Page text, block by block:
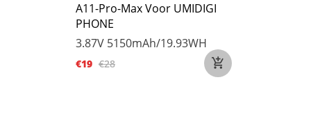
A11-Pro-Max Voor UMIDIGI
PHONE
3.87V 5150mAh/19.93WH
€19 €28